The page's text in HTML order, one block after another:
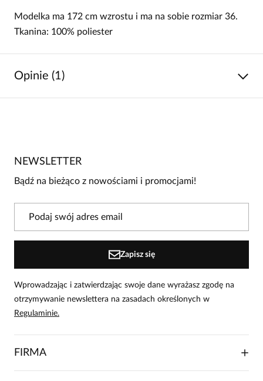
Modelka ma 172 cm wzrostu i ma na sobie rozmiar 36.
Tkanina: 100% poliester
Opinie (1)
4
3
1
0
W naszej witrynie opinie mogą dodawać tylko osoby, które
JoannaM.
NEWSLETTER
Bądź na bieżąco z nowościami i promocjami!
Zapisz się
Wprowadzając i zatwierdzając swoje dane wyrażasz zgodę na
otrzymywanie newslettera na zasadach określonych w
Regulaminie.
FIRMA